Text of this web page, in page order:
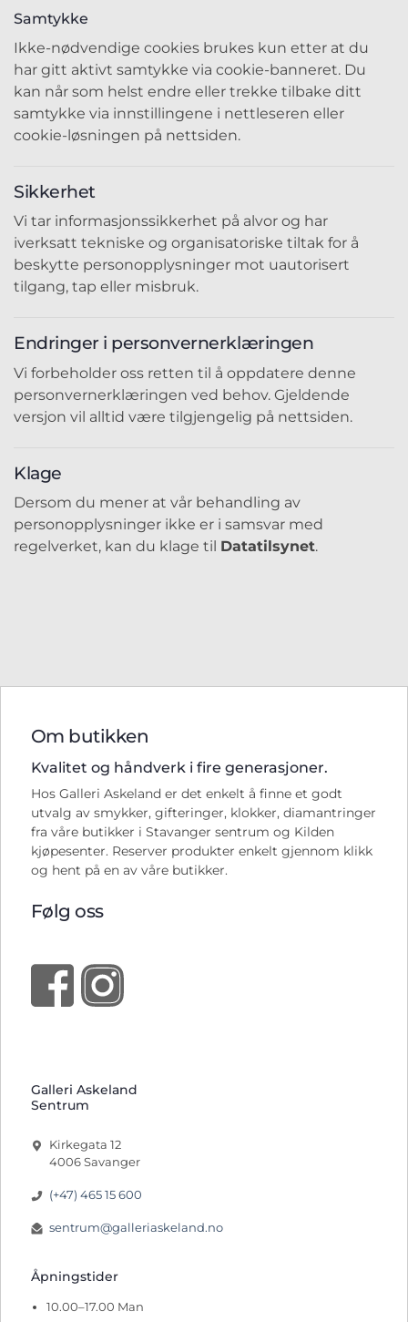
Samtykke
Ikke-nødvendige cookies brukes kun etter at du
har gitt aktivt samtykke via cookie-banneret. Du
kan når som helst endre eller trekke tilbake ditt
samtykke via innstillingene i nettleseren eller
cookie-løsningen på nettsiden.
Sikkerhet
Vi tar informasjonssikkerhet på alvor og har
iverksatt tekniske og organisatoriske tiltak for å
beskytte personopplysninger mot uautorisert
tilgang, tap eller misbruk.
Endringer i personvernerklæringen
Vi forbeholder oss retten til å oppdatere denne
personvernerklæringen ved behov. Gjeldende
versjon vil alltid være tilgjengelig på nettsiden.
Klage
Dersom du mener at vår behandling av
personopplysninger ikke er i samsvar med
regelverket, kan du klage til Datatilsynet.
Om butikken
Kvalitet og håndverk i fire generasjoner.
Hos Galleri Askeland er det enkelt å finne et godt
utvalg av smykker, gifteringer, klokker, diamantringer
fra våre butikker i Stavanger sentrum og Kilden
kjøpesenter. Reserver produkter enkelt gjennom klikk
og hent på en av våre butikker.
Følg oss
Galleri Askeland
Sentrum
Kirkegata 12
4006 Savanger
(+47) 465 15 600
sentrum@galleriaskeland.no
Åpningstider
10.00–17.00 Man